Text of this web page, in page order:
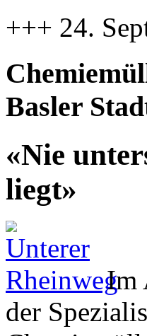
+++ 24.
Basler
«Nie
liegt»
Im
der